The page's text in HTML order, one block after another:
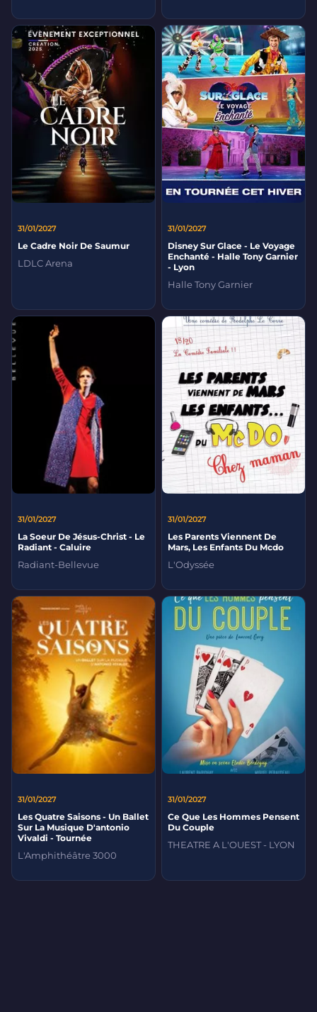
31/01/2027
Le Cadre Noir De Saumur
LDLC Arena
31/01/2027
Disney Sur Glace - Le Voyage
Enchanté - Halle Tony Garnier
- Lyon
Halle Tony Garnier
31/01/2027
La Soeur De Jésus-Christ - Le
Radiant - Caluire
Radiant-Bellevue
31/01/2027
Les Parents Viennent De
Mars, Les Enfants Du Mcdo
L'Odyssée
31/01/2027
Les Quatre Saisons - Un Ballet
Sur La Musique D'antonio
Vivaldi - Tournée
L'Amphithéâtre 3000
31/01/2027
Ce Que Les Hommes Pensent
Du Couple
THEATRE A L'OUEST - LYON